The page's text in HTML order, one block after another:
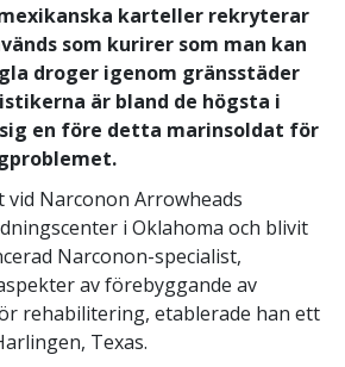
karteller rekryterar
som kurirer som man kan
droger igenom gränsstäder
är bland de högsta i
en före detta marinsoldat för
Narconon Arrowheads
i Oklahoma och blivit
Narconon-specialist,
av förebyggande av
rehabilitering, etablerade han ett
Texas.